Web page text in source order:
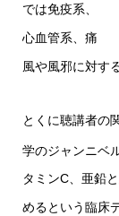
では免疫系、
心血管系、痛
風や風邪に対す
とくに聴講者の
学のジャンニベ
タミンC、亜鉛
めるという臨床